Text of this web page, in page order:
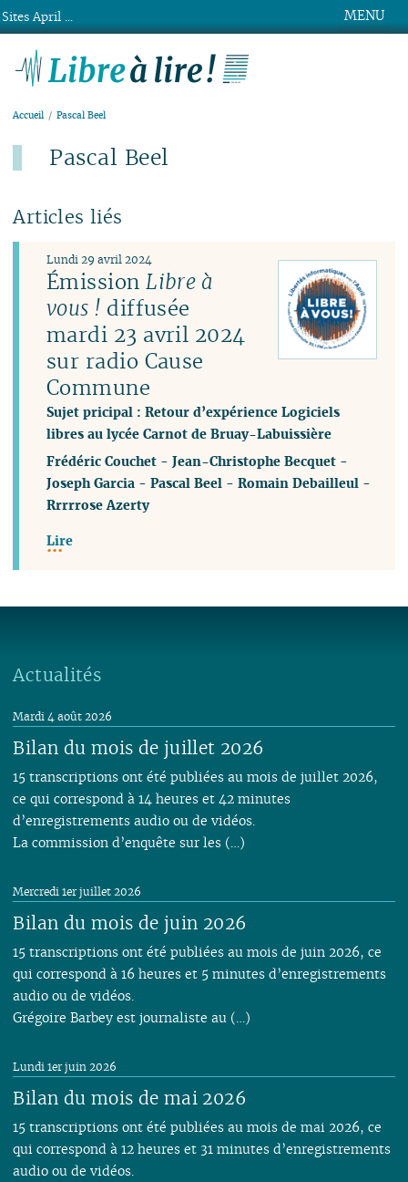
MENU
Accueil Pascal Beel
Pascal Beel
Articles liés
ÉmissionLibre à
vous ! diffusée
mardi 23 avril 2024
sur radio Cause
Commune
Sujet pricipal : Retour d’expérience Logiciels
libres au lycée Carnot de Bruay-Labuissière
Lundi 29 avril 2024
Frédéric Couchet -Jean-Christophe Becquet -
Joseph Garcia -Pascal Beel -Romain Debailleul -
Rrrrrose Azerty
Lire
Actualités
Bilan du mois de juillet 2026
Mardi 4 août 2026
15 transcriptions ont été publiées au mois de juillet 2026,
ce qui correspond à 14 heures et 42 minutes
d’enregistrements audio ou de vidéos.
La commission d’enquête sur les (…)
Bilan du mois de juin 2026
Mercredi 1er juillet 2026
15 transcriptions ont été publiées au mois de juin 2026, ce
qui correspond à 16 heures et 5 minutes d’enregistrements
audio ou de vidéos.
Grégoire Barbey est journaliste au (…)
Bilan du mois de mai 2026
Lundi 1er juin 2026
15 transcriptions ont été publiées au mois de mai 2026, ce
qui correspond à 12 heures et 31 minutes d’enregistrements
audio ou de vidéos.
Sites April ...